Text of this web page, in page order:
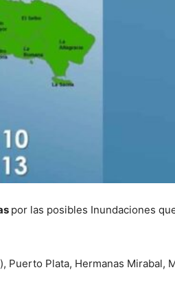
por las posibles Inundaciones
Puerto Plata, Hermanas Mirabal,